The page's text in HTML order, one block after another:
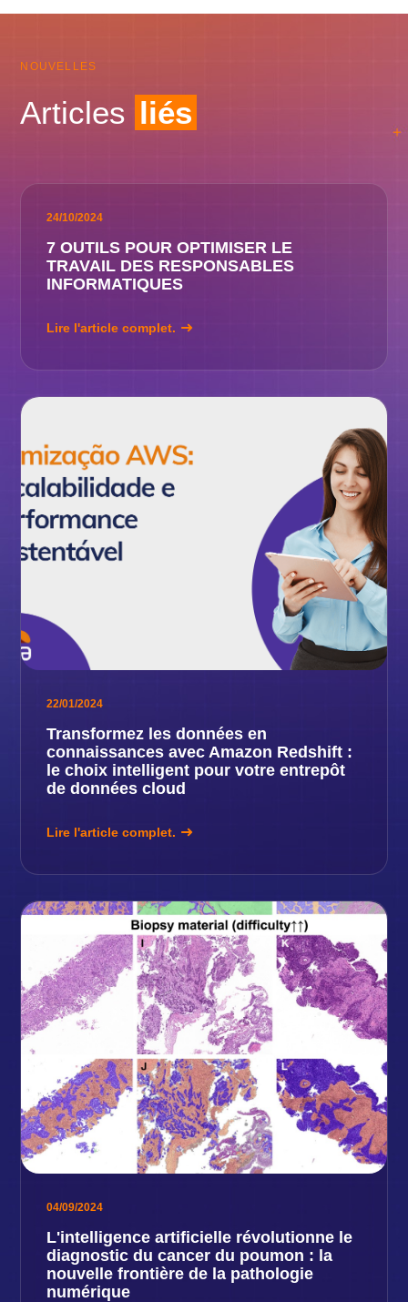
NOUVELLES
Articles liés
24/10/2024
7 OUTILS POUR OPTIMISER LE
TRAVAIL DES RESPONSABLES
INFORMATIQUES
Lire l'article complet.
22/01/2024
Transformez les données en
connaissances avec Amazon Redshift :
le choix intelligent pour votre entrepôt
de données cloud
Lire l'article complet.
04/09/2024
L'intelligence artificielle révolutionne le
diagnostic du cancer du poumon : la
nouvelle frontière de la pathologie
numérique